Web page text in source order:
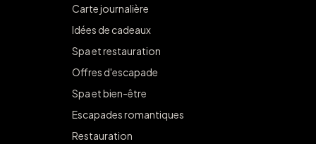
Carte journalière
Idées de cadeaux
Spa et restauration
Offres d'escapade
Spa et bien-être
Escapades romantiques
Restauration